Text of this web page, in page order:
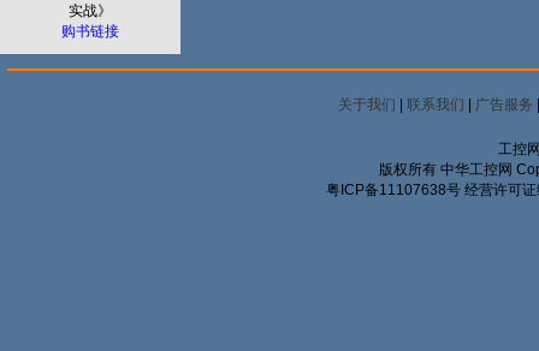
实战》
购书链接
关于我们 | 联系我们 | 广告服务
工控
版权所有 中华工控网
粤ICP备11107638号 经营许可